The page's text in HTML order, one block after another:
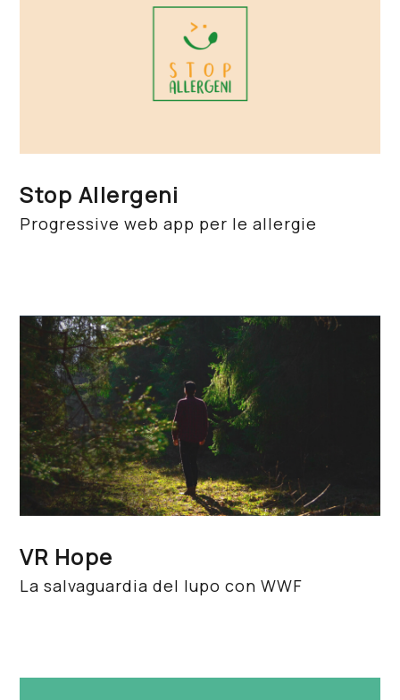
Stop Allergeni
Progressive web app per le allergie
VR Hope
La salvaguardia del lupo con WWF